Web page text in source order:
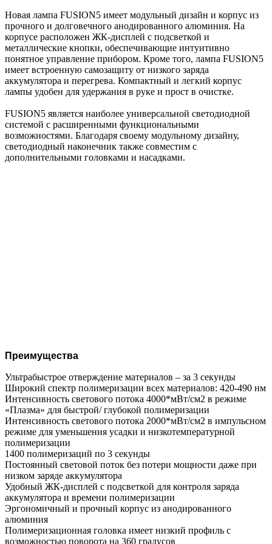
Новая лампа FUSION5 имеет модульный дизайн и корпус из
прочного и долговечного анодированного алюминия. На
корпусе расположен ЖК-дисплей с подсветкой и
металлические кнопки, обеспечивающие интуитивно
понятное управление прибором. Кроме того, лампа FUSION5
имеет встроенную самозащиту от низкого заряда
аккумулятора и перегрева. Компактный и легкий корпус
лампы удобен для удержания в руке и прост в очистке.
FUSION5 является наиболее универсальной светодиодной
системой с расширенными функциональными
возможностями. Благодаря своему модульному дизайну,
светодиодный наконечник также совместим с
дополнительными головками и насадками.
Преимущества
Ультрабыстрое отверждение материалов – за 3 секунды
Широкий спектр полимеризации всех материалов: 420-490 нм
Интенсивность светового потока 4000*мВт/см2 в режиме
«Плазма» для быстрой/ глубокой полимеризации
Интенсивность светового потока 2000*мВт/см2 в импульсном
режиме для уменьшения усадки и низкотемпературной
полимеризации
1400 полимеризаций по 3 секунды
Постоянный световой поток без потери мощности даже при
низком заряде аккумулятора
Удобный ЖК-дисплей с подсветкой для контроля заряда
аккумулятора и времени полимеризации
Эргономичный и прочный корпус из анодированного
алюминия
Полимеризационная головка имеет низкий профиль с
возможностью поворота на 360 градусов